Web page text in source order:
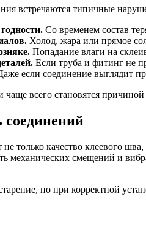
встречаются типичные
Со временем состав
Холод, жара или прямое
Попадание влаги на
Если труба и фитинг не
если соединение выглядит
всего становятся
соединений
только качество клеевого
механических смещений и
но при корректной